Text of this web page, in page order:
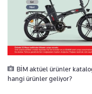
BİM aktüel ürünler
hangi ürünler geliyor?